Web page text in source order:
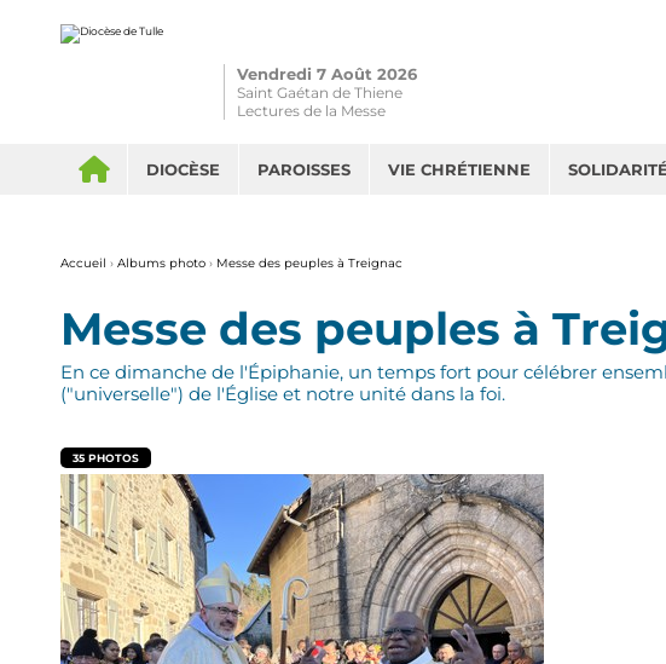
Vendredi 7 Août 2026
Saint Gaétan de Thiene
Lectures de la Messe
DIOCÈSE PAROISSES VIE CHRÉTIENNE SOLIDARITÉ
Accueil › Albums photo › Messe des peuples à Treignac
Messe des peuples à
En ce dimanche de l'Épiphanie, un temps fort pour célébrer
("universelle") de l'Église et notre unité dans la foi.
35 PHOTOS